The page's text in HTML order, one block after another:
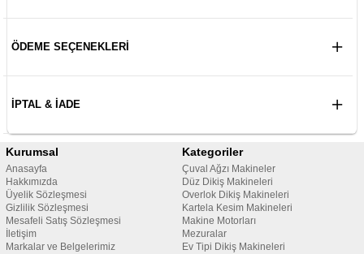
ÖDEME SEÇENEKLERI
İPTAL & İADE
Kurumsal
Anasayfa
Hakkımızda
Üyelik Sözleşmesi
Gizlilik Sözleşmesi
Mesafeli Satış Sözleşmesi
İletişim
Markalar ve Belgelerimiz
Kategoriler
Çuval Ağzı Makineler
Düz Dikiş Makineleri
Overlok Dikiş Makineleri
Kartela Kesim Makineleri
Makine Motorları
Mezuralar
Ev Tipi Dikiş Makineleri